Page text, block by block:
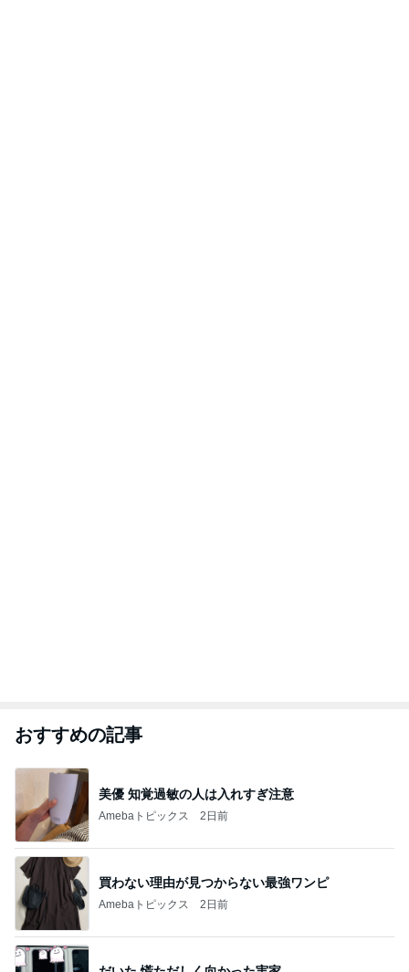
おすすめの記事
美優 知覚過敏の人は入れすぎ注意
Amebaトピックス 2日前
買わない理由が見つからない最強ワンピ
Amebaトピックス 2日前
だいた 慌ただしく向かった実家